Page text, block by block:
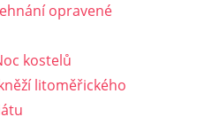
opravené
kostelů
litoměřického